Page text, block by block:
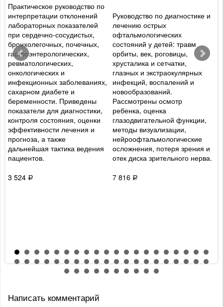
Практическое руководство по
интерпретации отклонений
лабораторных показателей
при сердечно-сосудистых,
бронхолегочных, почечных,
гастроэнтерологических,
ревматологических,
онкологических и
инфекционных заболеваниях,
сахарном диабете и
беременности. Приведены
показатели для диагностики,
контроля состояния, оценки
эффективности лечения и
прогноза, а также
дальнейшая тактика ведения
пациентов.
3 524 Р
Руководство по диагностике и
лечению острых
офтальмологических
состояний у детей: травм
орбиты, век, роговицы,
хрусталика и сетчатки,
глазных и экстраокулярных
инфекций, воспалений и
новообразований.
Рассмотрены осмотр
ребенка, оценка
глазодвигательной функции,
методы визуализации,
нейроофтальмологические
осложнения, потеря зрения и
отек диска зрительного нерва.
7 816 Р
Написать комментарий